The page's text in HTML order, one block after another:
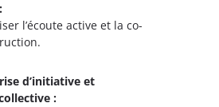
l’écoute active et la co-
d’initiative et
: